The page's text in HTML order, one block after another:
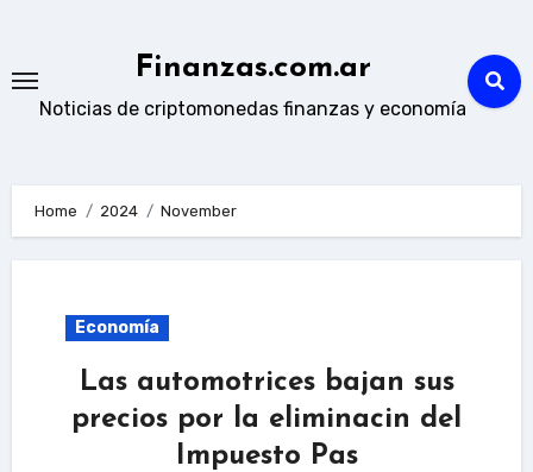
content
Finanzas.com.ar
Noticias de criptomonedas finanzas y economía
Home 2024 November
Economía
Las automotrices bajan sus
precios por la eliminacin del
Impuesto Pas